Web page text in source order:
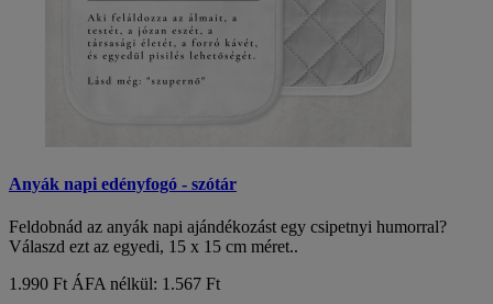
Anyák napi edényfogó - szótár
Feldobnád az anyák napi ajándékozást egy csipetnyi humorral?
Válaszd ezt az egyedi, 15 x 15 cm méret..
1.990 Ft ÁFA nélkül: 1.567 Ft